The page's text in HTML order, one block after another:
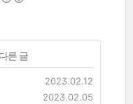
른 글
2023.02.12
2023.02.05